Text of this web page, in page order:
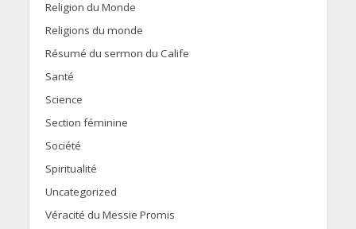
Religion du Monde
Religions du monde
Résumé du sermon du Calife
Santé
Science
Section féminine
Société
Spiritualité
Uncategorized
Véracité du Messie Promis